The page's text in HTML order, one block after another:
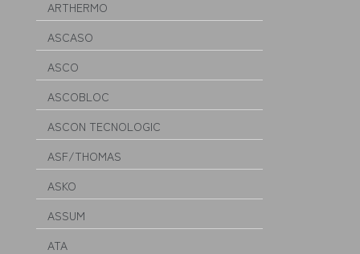
ARTHERMO
ASCASO
ASCO
ASCOBLOC
ASCON TECNOLOGIC
ASF/THOMAS
ASKO
ASSUM
ATA